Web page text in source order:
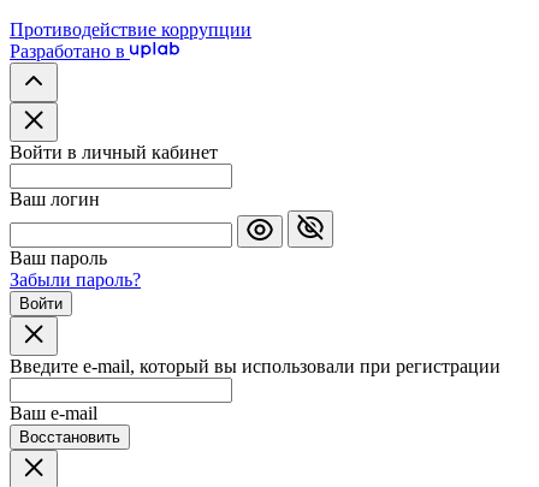
Противодействие коррупции
Разработано в
Войти в личный кабинет
Ваш логин
Ваш пароль
Забыли пароль?
Войти
Введите e-mail, который вы использовали при регистрации
Ваш e-mail
Восстановить